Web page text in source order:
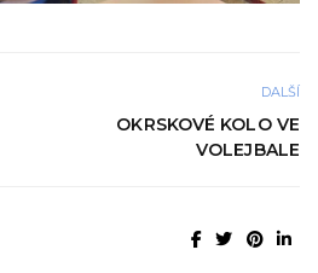
DALŠÍ
OKRSKOVÉ KOLO VE
VOLEJBALE